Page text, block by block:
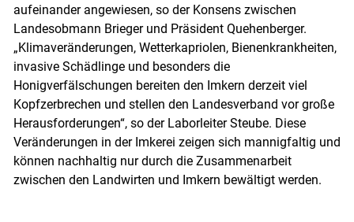
aufeinander angewiesen, so der Konsens zwischen
Landesobmann Brieger und Präsident Quehenberger.
„Klimaveränderungen, Wetterkapriolen, Bienenkrankheiten,
invasive Schädlinge und besonders die
Honigverfälschungen bereiten den Imkern derzeit viel
Kopfzerbrechen und stellen den Landesverband vor große
Herausforderungen“, so der Laborleiter Steube. Diese
Veränderungen in der Imkerei zeigen sich mannigfaltig und
können nachhaltig nur durch die Zusammenarbeit
zwischen den Landwirten und Imkern bewältigt werden.